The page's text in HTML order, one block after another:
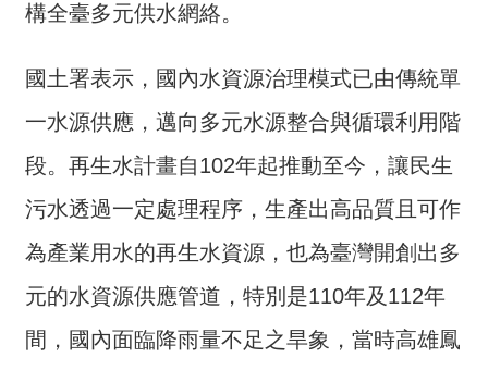
動
交
流
回
首
頁
站
導
覽
構全臺多元供水網絡。
國土署表示，國內水資源治理模式已由傳統單
一水源供應，邁向多元水源整合與循環利用階
段。再生水計畫自102年起推動至今，讓民生
污水透過一定處理程序，生產出高品質且可作
為產業用水的再生水資源，也為臺灣開創出多
元的水資源供應管道，特別是110年及112年
間，國內面臨降雨量不足之旱象，當時高雄鳳